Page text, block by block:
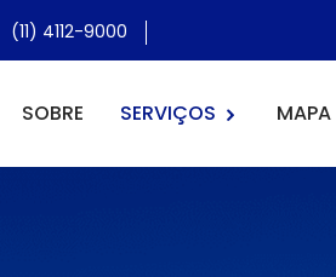
(11) 4112-9000
SOBRE SERVIÇOS MAPA